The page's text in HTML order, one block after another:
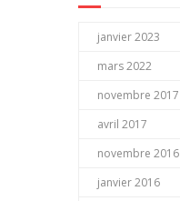
janvier 2023
mars 2022
novembre 2017
avril 2017
novembre 2016
janvier 2016